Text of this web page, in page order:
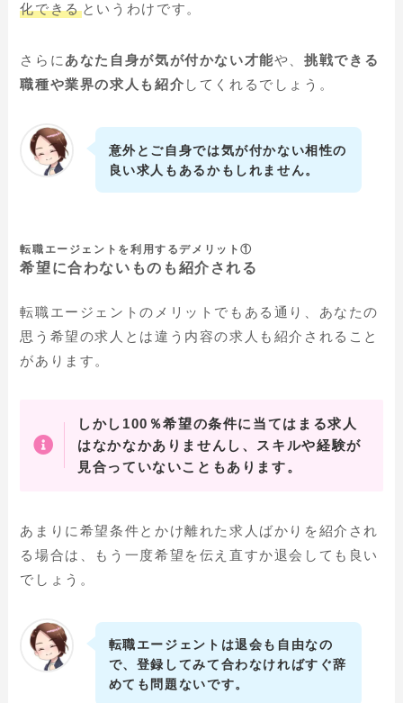
化できるというわけです。
さらに あなた自身が気が付かない才能や、挑戦できる
職種や業界の求人も紹介 してくれるでしょう。
意外とご自身では気が付かない相性の
良い求人もあるかもしれません。
転職エージェントを利用するデメリット①
希望に合わないものも紹介される
転職エージェントのメリットでもある通り、あなたの
思う希望の求人とは違う内容の求人も紹介されること
があります。
しかし100％希望の条件に当てはまる求人
はなかなかありませんし、スキルや経験が
見合っていないこともあります。
あまりに希望条件とかけ離れた求人ばかりを紹介され
る場合は、もう一度希望を伝え直すか退会しても良い
でしょう。
転職エージェントは退会も自由なの
で、登録してみて合わなければすぐ辞
めても問題ないです。